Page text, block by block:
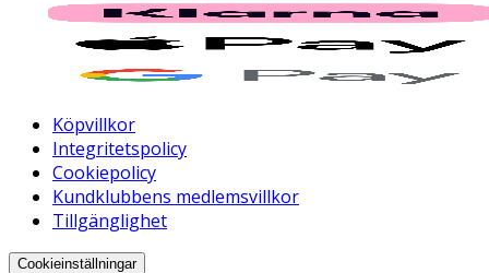
Köpvillkor
Integritetspolicy
Cookiepolicy
Kundklubbens medlemsvillkor
Tillgänglighet
Cookieinställningar